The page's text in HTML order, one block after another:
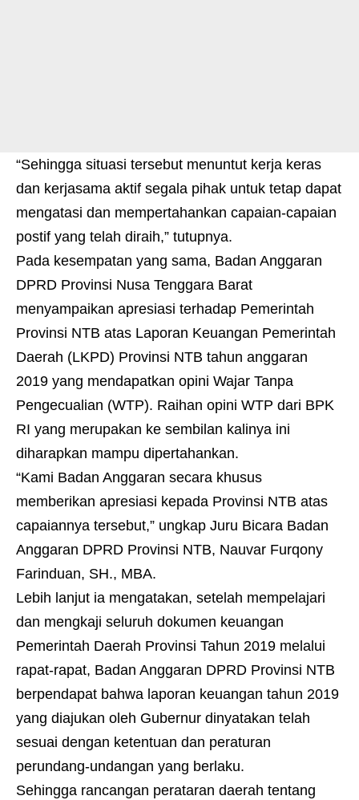
“Sehingga situasi tersebut menuntut kerja keras
dan kerjasama aktif segala pihak untuk tetap dapat
mengatasi dan mempertahankan capaian-capaian
postif yang telah diraih,” tutupnya.
Pada kesempatan yang sama, Badan Anggaran
DPRD Provinsi Nusa Tenggara Barat
menyampaikan apresiasi terhadap Pemerintah
Provinsi NTB atas Laporan Keuangan Pemerintah
Daerah (LKPD) Provinsi NTB tahun anggaran
2019 yang mendapatkan opini Wajar Tanpa
Pengecualian (WTP). Raihan opini WTP dari BPK
RI yang merupakan ke sembilan kalinya ini
diharapkan mampu dipertahankan.
“Kami Badan Anggaran secara khusus
memberikan apresiasi kepada Provinsi NTB atas
capaiannya tersebut,” ungkap Juru Bicara Badan
Anggaran DPRD Provinsi NTB, Nauvar Furqony
Farinduan, SH., MBA.
Lebih lanjut ia mengatakan, setelah mempelajari
dan mengkaji seluruh dokumen keuangan
Pemerintah Daerah Provinsi Tahun 2019 melalui
rapat-rapat, Badan Anggaran DPRD Provinsi NTB
berpendapat bahwa laporan keuangan tahun 2019
yang diajukan oleh Gubernur dinyatakan telah
sesuai dengan ketentuan dan peraturan
perundang-undangan yang berlaku.
Sehingga rancangan perataran daerah tentang